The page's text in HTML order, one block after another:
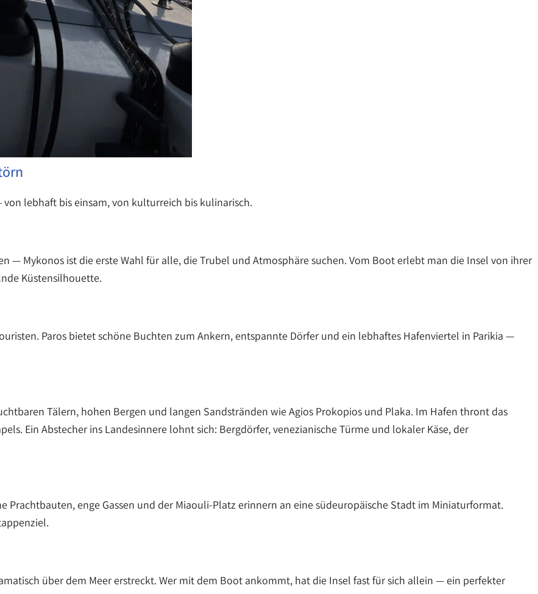
lebhaft bis einsam, von kulturreich bis kulinarisch.
— Mykonos ist die erste Wahl für alle, die Trubel und Atmosphäre suchen. Vom Boot erlebt man die Insel von ihrer
Küstensilhouette.
Paros bietet schöne Buchten zum Ankern, entspannte Dörfer und ein lebhaftes Hafenviertel in Parikia —
Tälern, hohen Bergen und langen Sandstränden wie Agios Prokopios und Plaka. Im Hafen thront das
Ein Abstecher ins Landesinnere lohnt sich: Bergdörfer, venezianische Türme und lokaler Käse, der
Prachtbauten, enge Gassen und der Miaouli-Platz erinnern an eine südeuropäische Stadt im Miniaturformat.
über dem Meer erstreckt. Wer mit dem Boot ankommt, hat die Insel fast für sich allein — ein perfekter